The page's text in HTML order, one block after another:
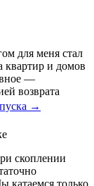
для меня стал
квартир и домов
—
возврата
→
скоплении
катаемся только